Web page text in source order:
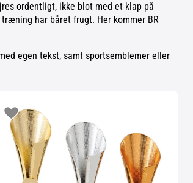
ordentligt, ikke blot med et klap på
har båret frugt. Her kommer BR
egen tekst, samt sportsemblemer eller